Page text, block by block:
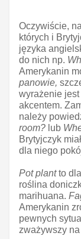
Oczywiście,
których i
języka
do nich np.
Amerykanin
panowie,
wyrażenie
akcentem.
należy
room? lub
Brytyjczyk
dla niego
Pot plantto
roślina
marihuana.
Amerykanin
pewnych
zważywszy